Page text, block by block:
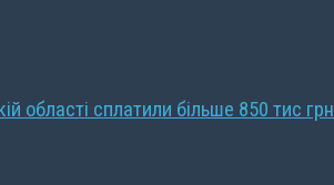
області сплатили більше 850 тис грн